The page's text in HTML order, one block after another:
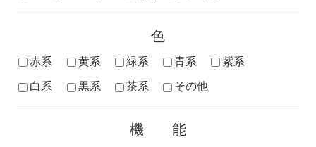
色
赤系 黄系 緑系 青系
紫系
白系
黒系 茶系 その他
機能